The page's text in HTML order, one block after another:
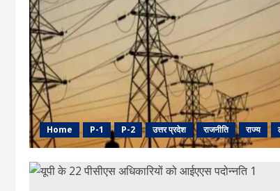
Home P-1 P-2 उत्तर प्रदेश राजनीति राज्य